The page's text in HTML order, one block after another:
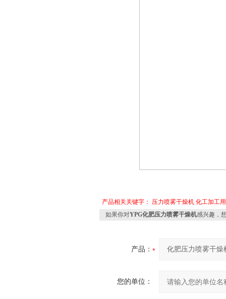
产品相关关键字： 压力喷雾干燥机 化工加工
如果你对YPG化肥压力喷雾干燥机感兴趣，
产品：
您的单位：